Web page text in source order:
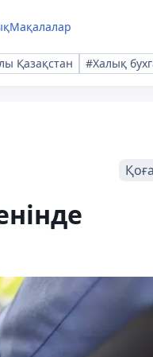
Мақалалар
Қазақстан #Халық